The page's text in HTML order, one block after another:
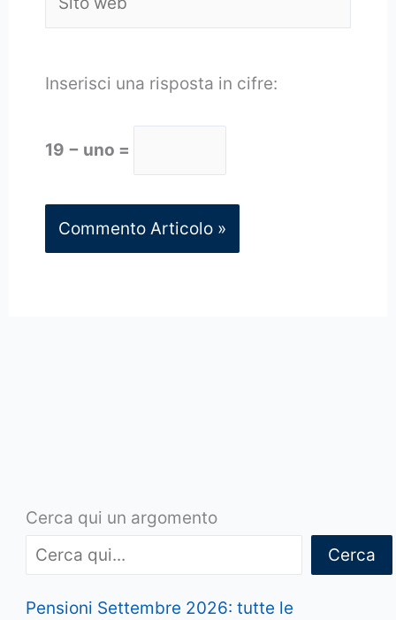
web
Inserisci una risposta in cifre:
19 − uno =
Cerca qui un argomento
Cerca
Pensioni Settembre 2026: tutte le